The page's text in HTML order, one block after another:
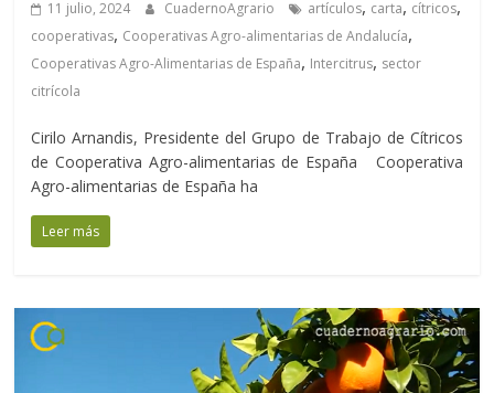
11 julio, 2024 CuadernoAgrario artículos, carta, cítricos,
cooperativas, Cooperativas Agro-alimentarias de Andalucía,
Cooperativas Agro-Alimentarias de España, Intercitrus, sector
citrícola
Cirilo Arnandis, Presidente del Grupo de Trabajo de Cítricos
de Cooperativa Agro-alimentarias de España Cooperativa
Agro-alimentarias de España ha
Leer más